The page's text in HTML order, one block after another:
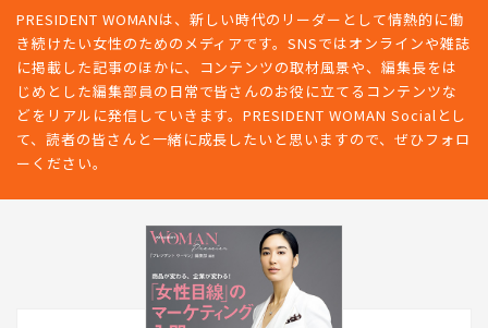
PRESIDENT WOMANは、新しい時代のリーダーとして情熱的に働
き続けたい女性のためのメディアです。SNSではオンラインや雑誌
に掲載した記事のほかに、コンテンツの取材風景や、編集長をは
じめとした編集部員の日常で皆さんのお役に立てるコンテンツな
どをリアルに発信していきます。PRESIDENT WOMAN Socialとし
て、読者の皆さんと一緒に成長したいと思いますので、ぜひフォロ
ーください。